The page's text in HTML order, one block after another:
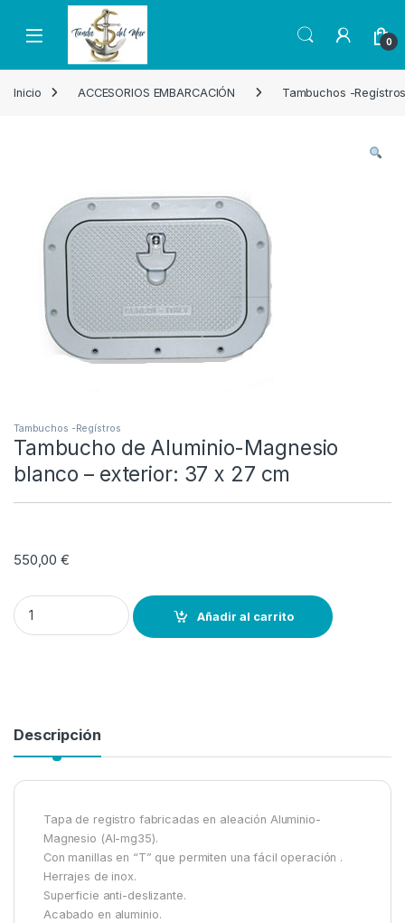
Skip to navigation
Skip to content
Open 0
Inicio ACCESORIOS EMBARCACIÓN Tambuchos -
Tambuchos -Regístros
Tambucho de Aluminio-Magnesio
blanco – exterior: 37 x 27 cm
550,00€
Tambucho de Aluminio-Magnesio blanco - exterior: 37 x 27 cm
Añadir al carrito
Descripción
Tapa de registro fabricadas en aleación Aluminio-
Magnesio (Al-mg35).
Con manillas en “T” que permiten una fácil operación .
Herrajes de inox.
Superficie anti-deslizante.
Acabado en aluminio.